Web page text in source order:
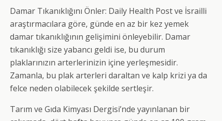
Damar Tıkanıklığını Önler: Daily Health Post ve İsrailli
araştırmacılara göre, günde en az bir kez yemek
damar tıkanıklığının gelişimini önleyebilir. Damar
tıkanıklığı size yabancı geldi ise, bu durum
plaklarınızın arterlerinizin içine yerleşmesidir.
Zamanla, bu plak arterleri daraltan ve kalp krizi ya da
felce neden olabilecek şekilde sertleşir.
Tarım ve Gıda Kimyası Dergisi’nde yayınlanan bir